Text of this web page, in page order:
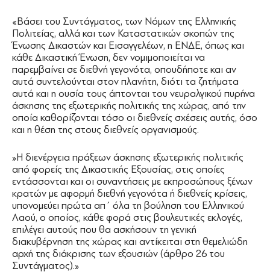
«Βάσει του Συντάγματος, των Νόμων της Ελληνικής
Πολιτείας, αλλά και των Καταστατικών σκοπών της
Ένωσης Δικαστών και Εισαγγελέων, η ΕΝΔΕ, όπως και
κάθε Δικαστική Ένωση, δεν νομιμοποιείται να
παρεμβαίνει σε διεθνή γεγονότα, οπουδήποτε και αν
αυτά συντελούνται στον πλανήτη, διότι τα ζητήματα
αυτά και η ουσία τους άπτονται του νευραλγικού πυρήνα
άσκησης της εξωτερικής πολιτικής της χώρας, από την
οποία καθορίζονται τόσο οι διεθνείς σχέσεις αυτής, όσο
και η θέση της στους διεθνείς οργανισμούς.
»Η διενέργεια πράξεων άσκησης εξωτερικής πολιτικής
από φορείς της Δικαστικής Εξουσίας, στις οποίες
εντάσσονται και οι συναντήσεις με εκπροσώπους ξένων
κρατών με αφορμή διεθνή γεγονότα ή διεθνείς κρίσεις,
υπονομεύει πρώτα απ´ όλα τη βούληση του Ελληνικού
Λαού, ο οποίος, κάθε φορά στις βουλευτικές εκλογές,
επιλέγει αυτούς που θα ασκήσουν τη γενική
διακυβέρνηση της χώρας και αντίκειται στη θεμελιώδη
αρχή της διάκρισης των εξουσιών (άρθρο 26 του
Συντάγματος).»